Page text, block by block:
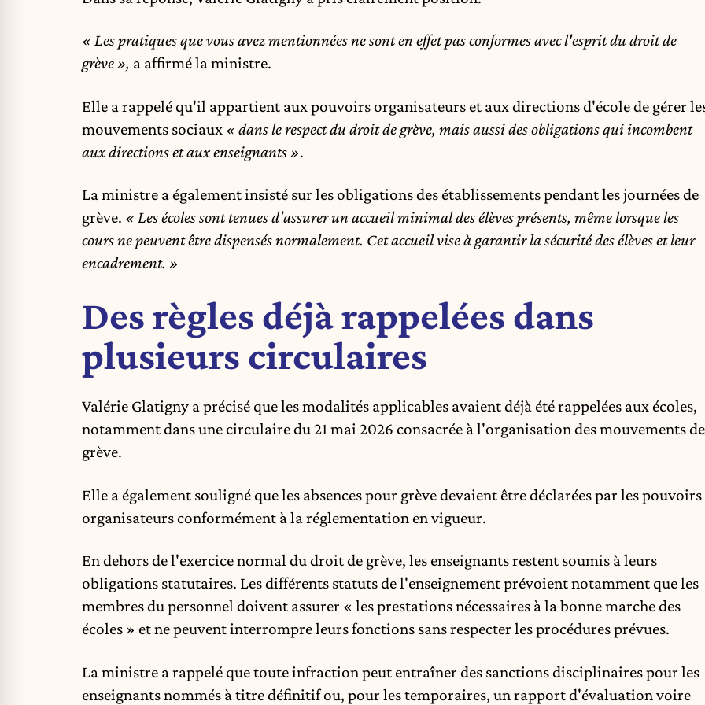
« Les pratiques que vous avez mentionnées ne sont en effet pas conformes avec l'esprit du droit de
grève », a affirmé la ministre.
Elle a rappelé qu'il appartient aux pouvoirs organisateurs et aux directions d'école de gérer
mouvements sociaux « dans le respect du droit de grève, mais aussi des obligations qui incombent
aux directions et aux enseignants ».
La ministre a également insisté sur les obligations des établissements pendant les journées de
grève. « Les écoles sont tenues d'assurer un accueil minimal des élèves présents, même lorsque les
cours ne peuvent être dispensés normalement. Cet accueil vise à garantir la sécurité des élèves et leur
encadrement. »
Des règles déjà rappelées dans
plusieurs circulaires
Valérie Glatigny a précisé que les modalités applicables avaient déjà été rappelées aux écoles,
notamment dans une circulaire du 21 mai 2026 consacrée à l'organisation des mouvements de
grève.
Elle a également souligné que les absences pour grève devaient être déclarées par les pouvoirs
organisateurs conformément à la réglementation en vigueur.
En dehors de l'exercice normal du droit de grève, les enseignants restent soumis à leurs
obligations statutaires. Les différents statuts de l'enseignement prévoient notamment que les
membres du personnel doivent assurer « les prestations nécessaires à la bonne marche des
écoles » et ne peuvent interrompre leurs fonctions sans respecter les procédures prévues.
La ministre a rappelé que toute infraction peut entraîner des sanctions disciplinaires pour les
enseignants nommés à titre définitif ou, pour les temporaires, un rapport d'évaluation voire